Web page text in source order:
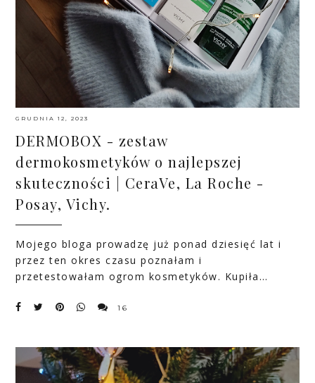
GRUDNIA 12, 2023
DERMOBOX - zestaw
dermokosmetyków o najlepszej
skuteczności | CeraVe, La Roche -
Posay, Vichy.
Mojego bloga prowadzę już ponad dziesięć lat i
przez ten okres czasu poznałam i
przetestowałam ogrom kosmetyków. Kupiła…
16